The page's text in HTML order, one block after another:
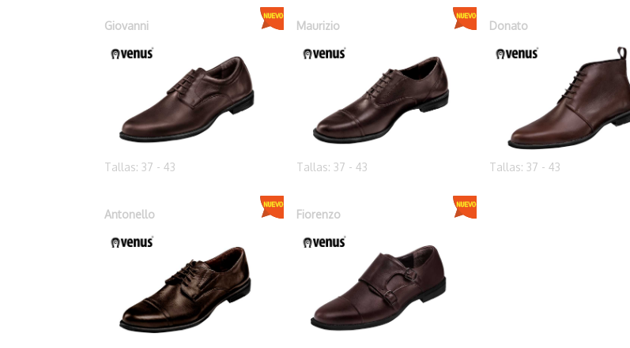
Giovanni
Tallas: 37 - 43
Maurizio
Tallas: 37 - 43
Donato
Tallas: 37 - 43
Antonello Fiorenzo